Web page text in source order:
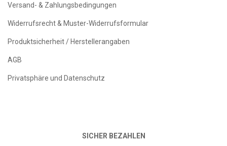
Versand- & Zahlungsbedingungen
Widerrufsrecht & Muster-Widerrufsformular
Produktsicherheit / Herstellerangaben
AGB
Privatsphäre und Datenschutz
SICHER BEZAHLEN